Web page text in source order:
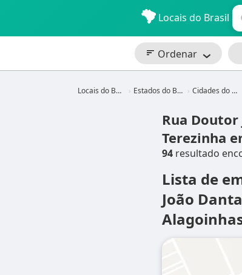
Locais do Brasil
Ordenar
Locais do Brasil Estados do Brasil Cidades do Brasil
Rua
Terezinha
94 resultado
Lista de
João